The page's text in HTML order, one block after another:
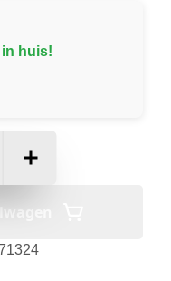
huis!